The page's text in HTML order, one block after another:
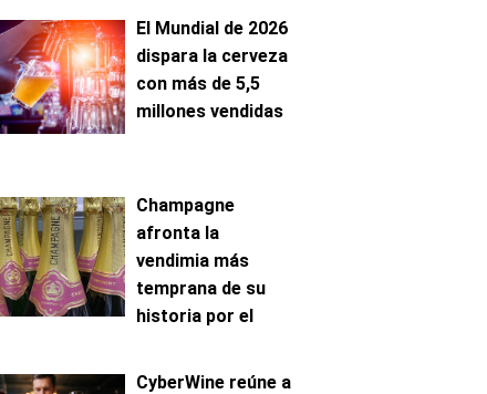
El Mundial de 2026
dispara la cerveza
con más de 5,5
millones vendidas
Champagne
afronta la
vendimia más
temprana de su
historia por el
maduración
CyberWine reúne a